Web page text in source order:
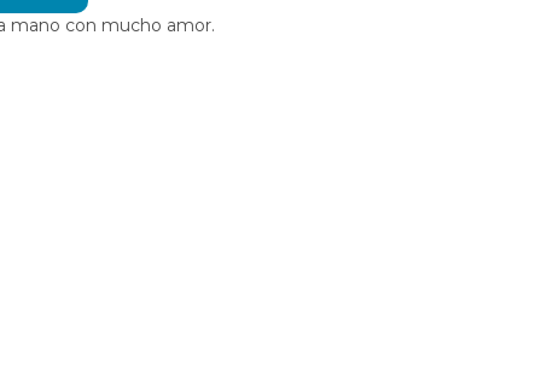
mano con mucho amor.